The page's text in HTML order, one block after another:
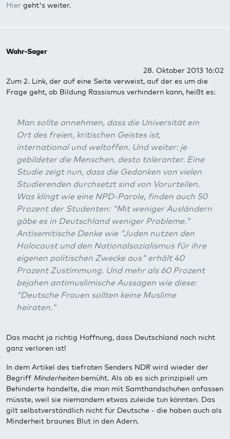
Hier geht's weiter.
Wahr-Sager
28. Oktober 2013 16:02
Zum 2. Link, der auf eine Seite verweist, auf der es um die
Frage geht, ob Bildung Rassismus verhindern kann, heißt es:
Man sollte annehmen, dass die Universität ein
Ort des freien, kritischen Geistes ist,
international und weltoffen. Und weiter: je
gebildeter die Menschen, desto toleranter. Eine
Studie zeigt nun, dass die Gedanken von vielen
Studierenden durchsetzt sind von Vorurteilen.
Was klingt wie eine NPD-Parole, finden auch 50
Prozent der Studenten: "Mit weniger Ausländern
gäbe es in Deutschland weniger Probleme."
Antisemitische Denke wie "Juden nutzen den
Holocaust und den Nationalsozialismus für ihre
eigenen politischen Zwecke aus" erhält 40
Prozent Zustimmung. Und mehr als 60 Prozent
bejahen antimuslimische Aussagen wie diese:
"Deutsche Frauen sollten keine Muslime
heiraten."
Das macht ja richtig Hoffnung, dass Deutschland noch nicht
ganz verloren ist!
In dem Artikel des tiefroten Senders NDR wird wieder der
Begriff Minderheitenbemüht. Als ob es sich prinzipiell um
Behinderte handelte, die man mit Samthandschuhen anfassen
müsste, weil sie niemandem etwas zuleide tun könnten. Das
gilt selbstverständlich nicht für Deutsche - die haben auch als
Minderheit braunes Blut in den Adern.